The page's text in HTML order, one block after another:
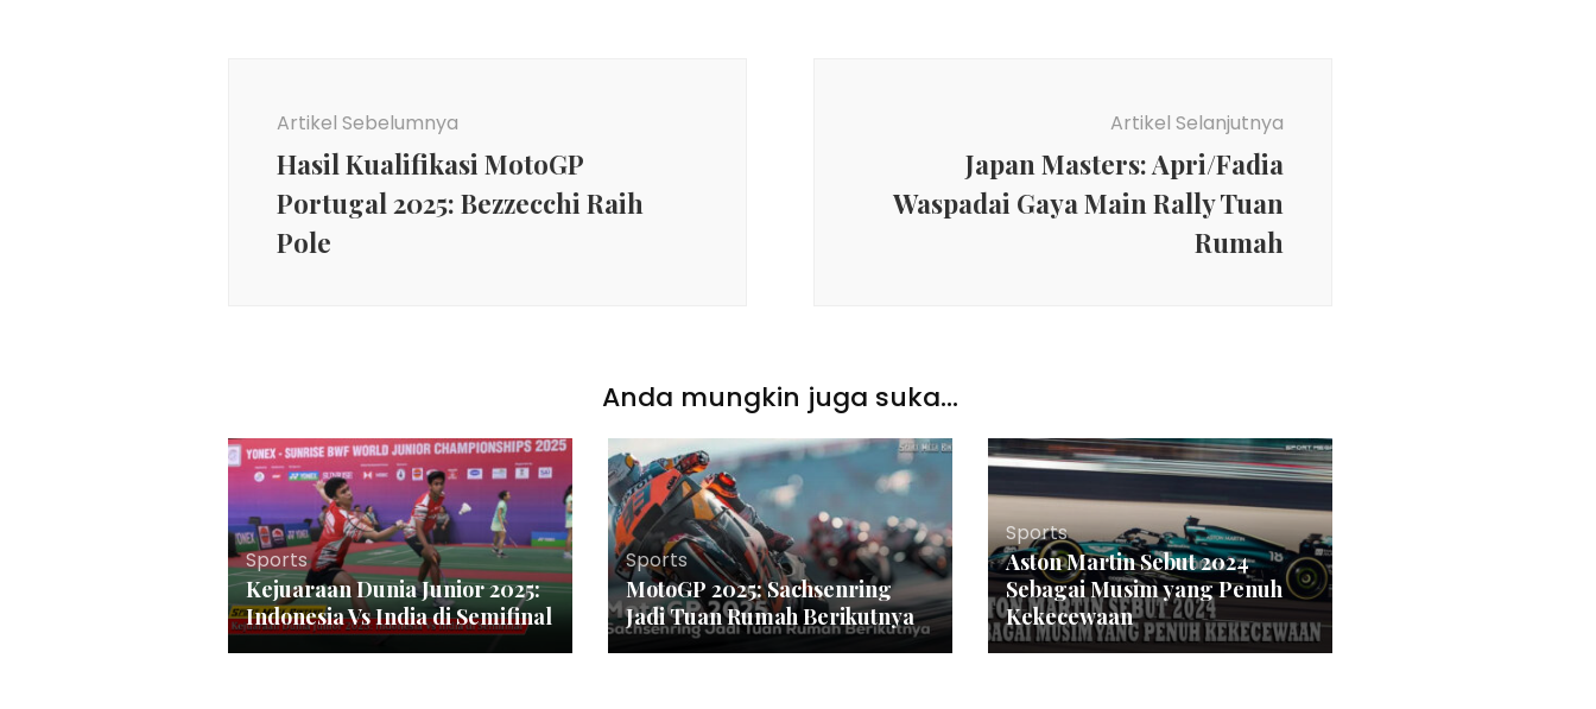
Artikel Sebelumnya
Hasil Kualifikasi MotoGP
Portugal 2025: Bezzecchi Raih
Pole
Artikel Selanjutnya
Japan Masters: Apri/Fadia
Waspadai Gaya Main Rally Tuan
Rumah
Anda mungkin juga suka...
Sports
Kejuaraan Dunia Junior 2025:
Indonesia Vs India di Semifinal
Sports
MotoGP 2025: Sachsenring
Jadi Tuan Rumah Berikutnya
Sports
Aston Martin Sebut 2024
Sebagai Musim yang Penuh
Kekecewaan